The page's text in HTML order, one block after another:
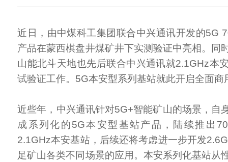
近日，由中煤科工集团联合中兴通讯开发的5G
产品在蒙西棋盘井煤矿井下实测验证中亮相。同
山能北斗天地也先后联合中兴通讯就2.1GHz本
试验证工作。5G本安型系列基站就此开启全面
近些年，中兴通讯针对5G+智能矿山的场景，自
成系列化的5G本安型基站产品，陆续推出
2.1GHz本安基站，后续还将考虑进一步开发
足矿山各类不同场景的应用。本安系列化基站从